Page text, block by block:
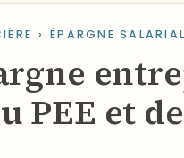
› ÉPARGNE
PEE et